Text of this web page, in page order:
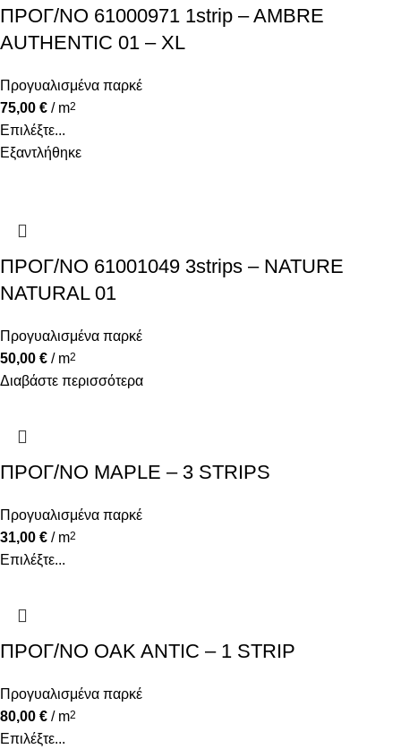
ΠΡΟΓ/ΝΟ 61000971 1strip – AMBRE
AUTHENTIC 01 – XL
Προγυαλισμένα παρκέ
75,00 € / m2
Επιλέξτε...
Εξαντλήθηκε
ΠΡΟΓ/ΝΟ 61001049 3strips – NATURE
NATURAL 01
Προγυαλισμένα παρκέ
50,00 € / m2
Διαβάστε περισσότερα
ΠΡΟΓ/ΝΟ MAPLE – 3 STRIPS
Προγυαλισμένα παρκέ
31,00 € / m2
Επιλέξτε...
ΠΡΟΓ/ΝΟ OAK ANTIC – 1 STRIP
Προγυαλισμένα παρκέ
80,00 € / m2
Επιλέξτε...